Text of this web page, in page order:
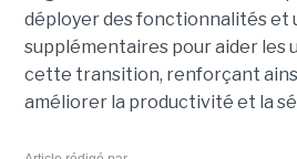
déployer des fonctionnalités et
supplémentaires pour aider les
cette transition, renforçant
améliorer la productivité et la